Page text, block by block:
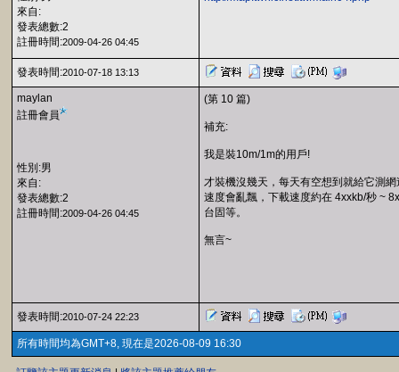
來自:
發表總數:2
註冊時間:2009-04-26 04:45
發表時間:2010-07-18 13:13
maylan
註冊會員
性別:男
來自:
發表總數:2
註冊時間:2009-04-26 04:45
(第 10 篇)
補充:
我是裝10m/1m的用戶!
才裝機沒幾天，每天有空想到就給它測
速度會亂飄，下載速度約在 4xxkb/秒 ~
台固等。
無言~
發表時間:2010-07-24 22:23
所有時間均為GMT+8, 現在是2026-08-09 16:30